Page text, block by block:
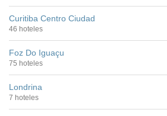
Curitiba Centro Ciudad
46 hoteles
Foz Do Iguaçu
75 hoteles
Londrina
7 hoteles